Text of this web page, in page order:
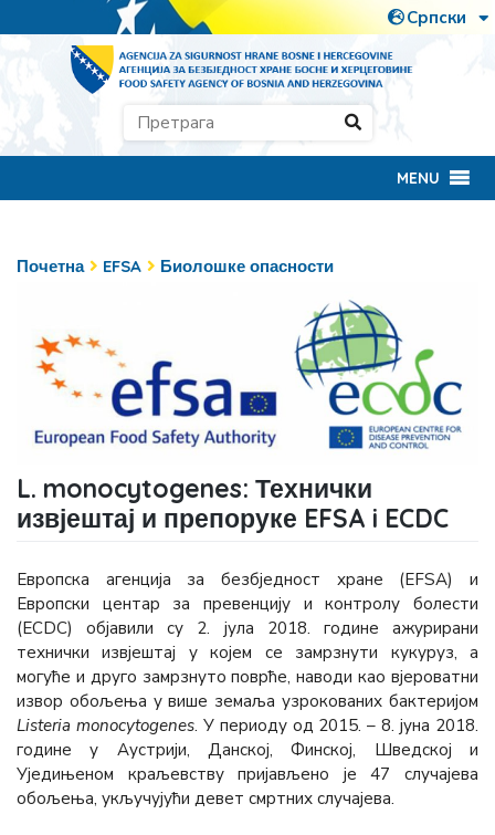
MENU
Почетна EFSA Биолошке опасности
L. monocytogenes: Технички
извјештај и препоруке EFSA i ECDC
Европска агенција за безбједност хране (EFSA) и
Европски центар за превенцију и контролу болести
(ECDC) објавили су 2. јула 2018. године ажурирани
технички извјештај у којем се замрзнути кукуруз, а
могуће и друго замрзнуто поврће, наводи као вјероватни
извор обољења у више земаља узрокованих бактеријом
Listeria monocytogenes. У периоду од 2015. – 8. јуна 2018.
године у Аустрији, Данској, Финској, Шведској и
Уједињеном краљевству пријављено је 47 случајева
обољења, укључујући девет смртних случајева.